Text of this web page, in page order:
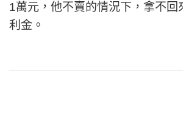
1萬元，他不賣的情況下，拿不回
利金。